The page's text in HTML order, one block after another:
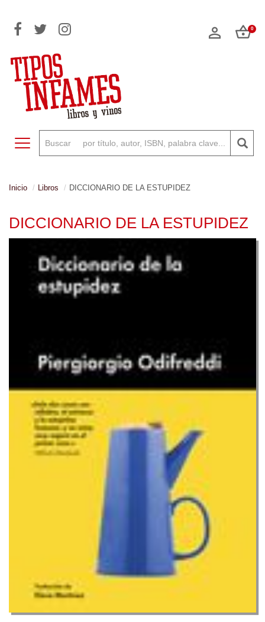
0
Toggle navigation
Inicio Libros DICCIONARIO DE LA ESTUPIDEZ
DICCIONARIO DE LA ESTUPIDEZ